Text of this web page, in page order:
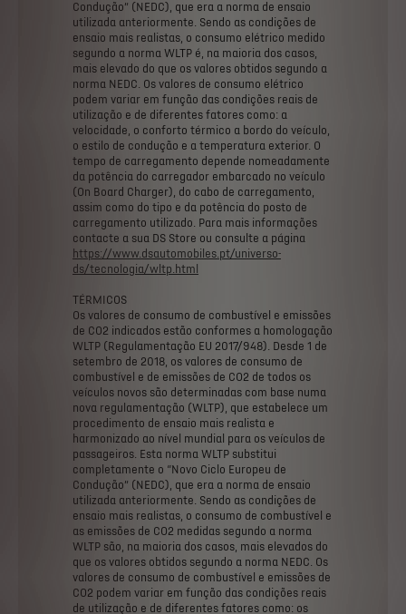
Condução” (NEDC), que era a norma de ensaio
utilizada anteriormente. Sendo as condições de
ensaio mais realistas, o consumo elétrico medido
segundo a norma WLTP é, na maioria dos casos,
mais elevado do que os valores obtidos segundo a
norma NEDC. Os valores de consumo elétrico
podem variar em função das condições reais de
utilização e de diferentes fatores como: a
velocidade, o conforto térmico a bordo do veículo,
o estilo de condução e a temperatura exterior. O
tempo de carregamento depende nomeadamente
da potência do carregador embarcado no veículo
(On Board Charger), do cabo de carregamento,
assim como do tipo e da potência do posto de
carregamento utilizado. Para mais informações
contacte a sua DS Store ou consulte a página
https://www.dsautomobiles.pt/universo-
ds/tecnologia/wltp.html
TÉRMICOS
Os valores de consumo de combustível e emissões
de CO2 indicados estão conformes a homologação
WLTP (Regulamentação EU 2017/948). Desde 1 de
setembro de 2018, os valores de consumo de
combustível e de emissões de CO2 de todos os
veículos novos são determinadas com base numa
nova regulamentação (WLTP), que estabelece um
procedimento de ensaio mais realista e
harmonizado ao nível mundial para os veículos de
passageiros. Esta norma WLTP substitui
completamente o “Novo Ciclo Europeu de
Condução” (NEDC), que era a norma de ensaio
utilizada anteriormente. Sendo as condições de
ensaio mais realistas, o consumo de combustível e
as emissões de CO2 medidas segundo a norma
WLTP são, na maioria dos casos, mais elevados do
que os valores obtidos segundo a norma NEDC. Os
valores de consumo de combustível e emissões de
CO2 podem variar em função das condições reais
de utilização e de diferentes fatores como: os